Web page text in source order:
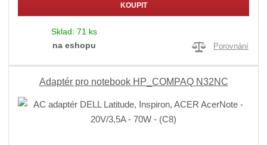
KOUPIT
Sklad: 71 ks
na eshopu
Porovnání
Adaptér pro notebook HP_COMPAQ N32NC